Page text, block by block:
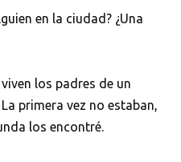
en la ciudad? ¿Una
los padres de un
primera vez no estaban,
los encontré.